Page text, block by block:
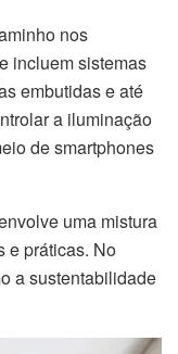
nos
incluem sistemas
embutidas e até
a iluminação
de smartphones
uma mistura
e práticas. No
a sustentabilidade